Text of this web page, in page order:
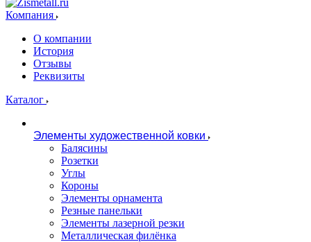
Компания
О компании
История
Отзывы
Реквизиты
Каталог
Элементы художественной ковки
Балясины
Розетки
Углы
Короны
Элементы орнамента
Резные панельки
Элементы лазерной резки
Металлическая филёнка